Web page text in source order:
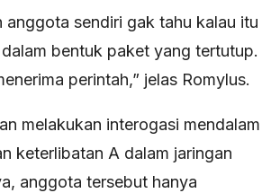
anggota sendiri gak tahu kalau itu
bentuk paket yang tertutup.
perintah,” jelas Romylus.
melakukan interogasi mendalam
keterlibatan A dalam jaringan
anggota tersebut hanya